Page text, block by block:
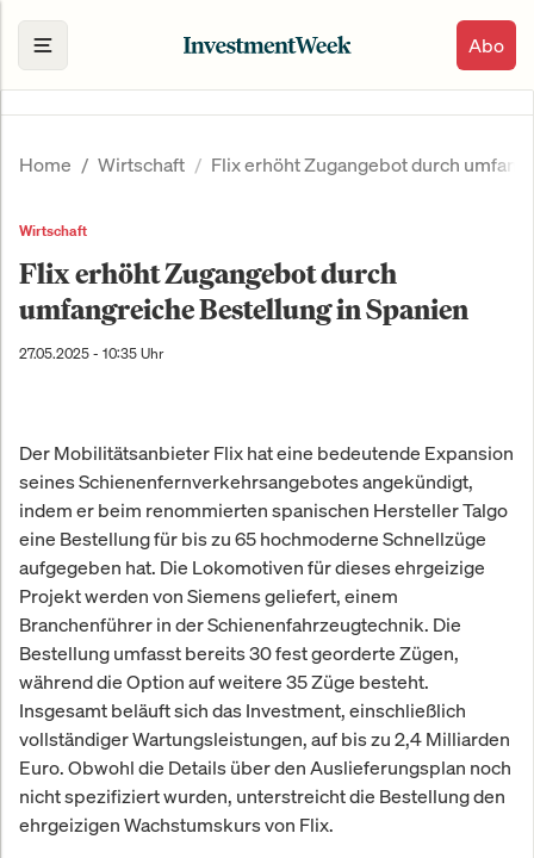
Abo
Home Wirtschaft Flix erhöht Zugangebot durch
Wirtschaft
Flix erhöht Zugangebot durch
umfangreiche Bestellung in Spanien
27.05.2025 - 10:35 Uhr
Der Mobilitätsanbieter Flix hat eine bedeutende Expansion
seines Schienenfernverkehrsangebotes angekündigt,
indem er beim renommierten spanischen Hersteller Talgo
eine Bestellung für bis zu 65 hochmoderne Schnellzüge
aufgegeben hat. Die Lokomotiven für dieses ehrgeizige
Projekt werden von Siemens geliefert, einem
Branchenführer in der Schienenfahrzeugtechnik. Die
Bestellung umfasst bereits 30 fest georderte Zügen,
während die Option auf weitere 35 Züge besteht.
Insgesamt beläuft sich das Investment, einschließlich
vollständiger Wartungsleistungen, auf bis zu 2,4 Milliarden
Euro. Obwohl die Details über den Auslieferungsplan noch
nicht spezifiziert wurden, unterstreicht die Bestellung den
ehrgeizigen Wachstumskurs von Flix.